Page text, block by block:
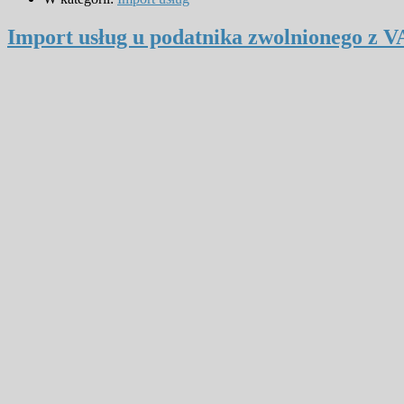
Import usług u podatnika zwolnionego z